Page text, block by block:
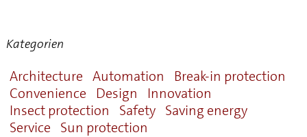
Kategorien
Architecture Automation
Break-in protection
Convenience
Design
Innovation
Insect protection
Safety Saving energy
Service
Sun protection